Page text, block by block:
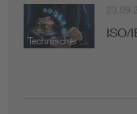
Technischer Bericht
ISO/